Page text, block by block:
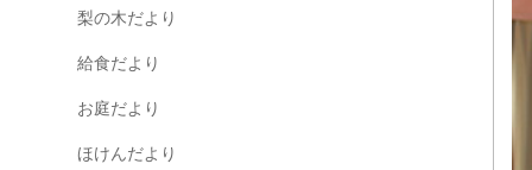
梨の木だより
給食だより
お庭だより
ほけんだより